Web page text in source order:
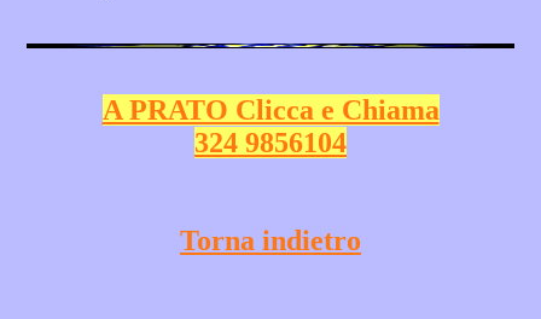
A PRATO Clicca e Chiama
324 9856104
Torna indietro